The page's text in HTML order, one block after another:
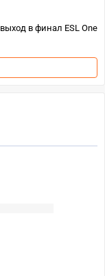
в финал ESL One